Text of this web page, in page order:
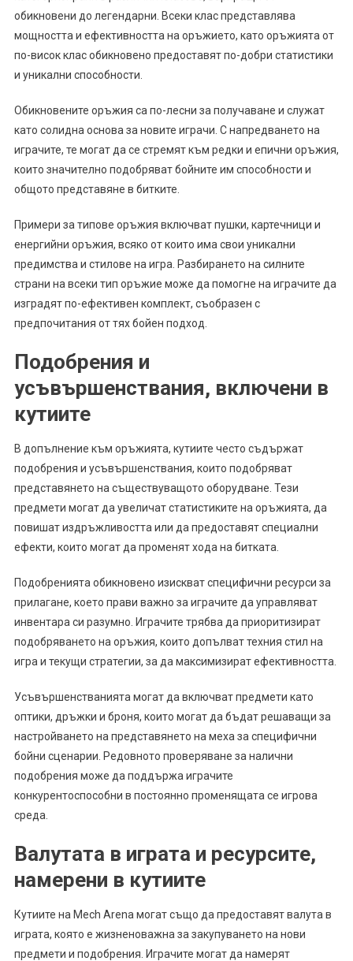
обикновени до легендарни. Всеки клас представлява
мощността и ефективността на оръжието, като оръжията от
по-висок клас обикновено предоставят по-добри статистики
и уникални способности.
Обикновените оръжия са по-лесни за получаване и служат
като солидна основа за новите играчи. С напредването на
играчите, те могат да се стремят към редки и епични оръжия,
които значително подобряват бойните им способности и
общото представяне в битките.
Примери за типове оръжия включват пушки, картечници и
енергийни оръжия, всяко от които има свои уникални
предимства и стилове на игра. Разбирането на силните
страни на всеки тип оръжие може да помогне на играчите да
изградят по-ефективен комплект, съобразен с
предпочитания от тях бойен подход.
Подобрения и
усъвършенствания, включени в
кутиите
В допълнение към оръжията, кутиите често съдържат
подобрения и усъвършенствания, които подобряват
представянето на съществуващото оборудване. Тези
предмети могат да увеличат статистиките на оръжията, да
повишат издръжливостта или да предоставят специални
ефекти, които могат да променят хода на битката.
Подобренията обикновено изискват специфични ресурси за
прилагане, което прави важно за играчите да управляват
инвентара си разумно. Играчите трябва да приоритизират
подобряването на оръжия, които допълват техния стил на
игра и текущи стратегии, за да максимизират ефективността.
Усъвършенстванията могат да включват предмети като
оптики, дръжки и броня, които могат да бъдат решаващи за
настройването на представянето на меха за специфични
бойни сценарии. Редовното проверяване за налични
подобрения може да поддържа играчите
конкурентоспособни в постоянно променящата се игрова
среда.
Валутата в играта и ресурсите,
намерени в кутиите
Кутиите на Mech Arena могат също да предоставят валута в
играта, която е жизненоважна за закупуването на нови
предмети и подобрения. Играчите могат да намерят